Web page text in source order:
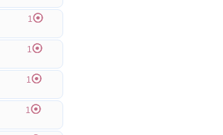
1
1
1
1